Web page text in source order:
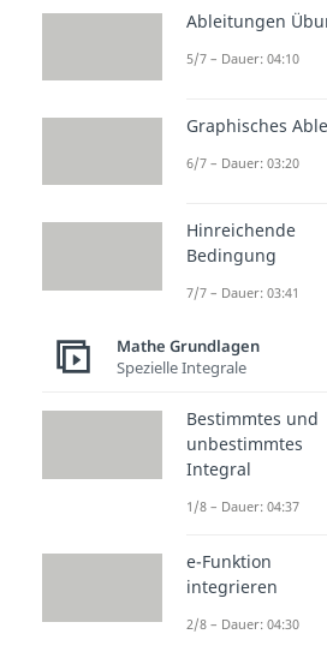
besten, wenn
zweiten Zeile
zweiten Zeile (II)
bekommst eine
(II‘). Schreibe
Zeilen
subtrahiere
Zeile 1 und
subtrahieren
Als nächstes
mit dem du die
Ableitungen
5/7 – Dauer: 04:10
Graphisches
6/7 – Dauer: 03:20
Hinreichende
Bedingung
7/7 – Dauer: 03:41
Mathe Grundlagen
Spezielle Integrale
Bestimmtes und
unbestimmtes
Integral
1/8 – Dauer: 04:37
e-Funktion
integrieren
2/8 – Dauer: 04:30